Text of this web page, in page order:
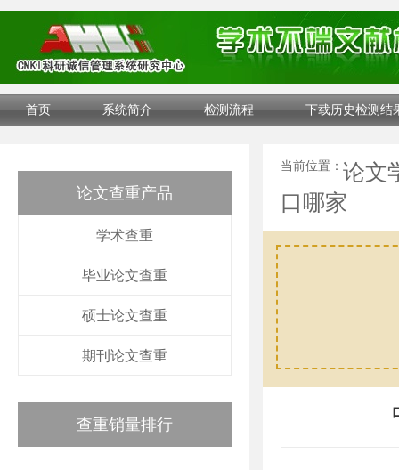
首页 系统简介 检测流程 下载历史检测结
论文查重产品
学术查重
毕业论文查重
硕士论文查重
期刊论文查重
查重销量排行
当前位置： 论文
口哪家